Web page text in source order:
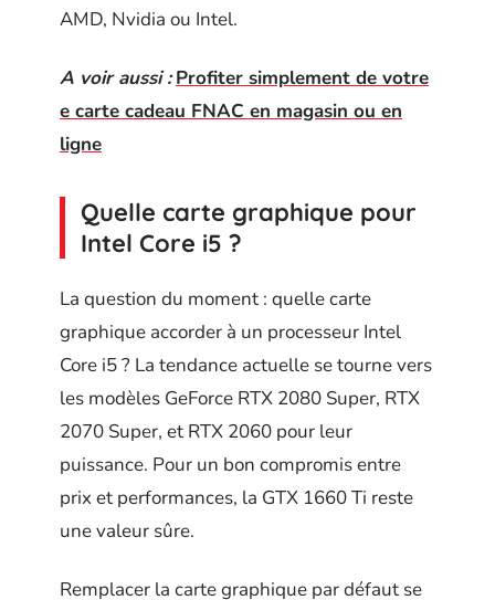
AMD, Nvidia ou Intel.
A voir aussi : Profiter simplement de votre
e carte cadeau FNAC en magasin ou en
ligne
Quelle carte graphique pour
Intel Core i5 ?
La question du moment : quelle carte
graphique accorder à un processeur Intel
Core i5 ? La tendance actuelle se tourne vers
les modèles GeForce RTX 2080 Super, RTX
2070 Super, et RTX 2060 pour leur
puissance. Pour un bon compromis entre
prix et performances, la GTX 1660 Ti reste
une valeur sûre.
Remplacer la carte graphique par défaut se